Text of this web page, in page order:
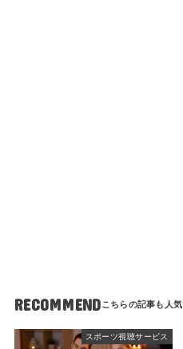
RECOMMEND
スポーツ視聴サービス